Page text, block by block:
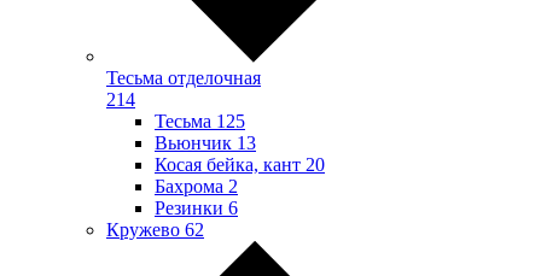
Тесьма отделочная
214
Тесьма 125
Вьюнчик 13
Косая бейка, кант 20
Бахрома 2
Резинки 6
Кружево 62